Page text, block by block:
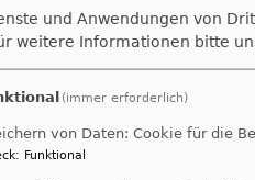
in St. Martin" (Stand:
und Anwendungen von
weitere Informationen bitte
(immer erforderlich)
von Daten: Cookie für die
: Funktional